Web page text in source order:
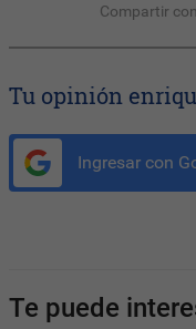
Compartir
Tu opinión
Ingresar con
Te puede